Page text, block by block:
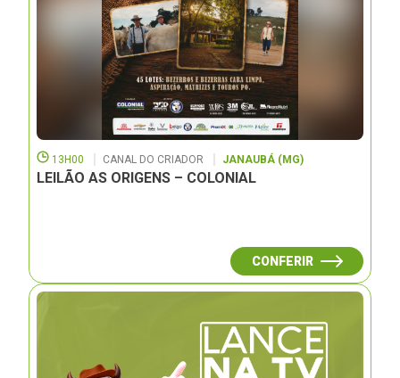
13H00 CANAL DO CRIADOR JANAUBÁ (MG)
LEILÃO AS ORIGENS – COLONIAL
CONFERIR